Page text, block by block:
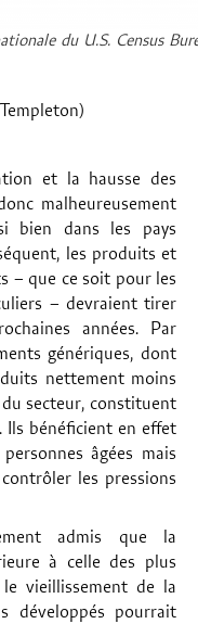
du U.S. Census
et la hausse des
malheureusement
bien dans les pays
les produits et
– que ce soit pour les
– devraient tirer
années. Par
génériques, dont
nettement moins
du secteur, constituent
Ils bénéficient en effet
âgées mais
les pressions
admis que la
à celle des plus
vieillissement de la
développés pourrait